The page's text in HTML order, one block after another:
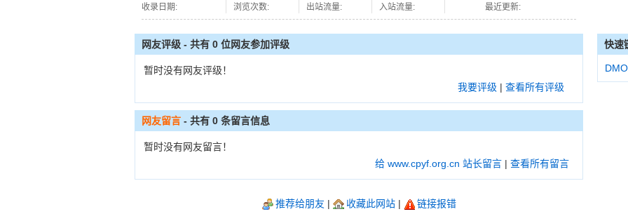
收录日期: 浏览次数: 出站流量: 入站流量: 最近更新:
网友评级 - 共有 0 位网友参加评级
暂时没有网友评级！
我要评级 | 查看所有评级
网友留言 - 共有 0 条留言信息
暂时没有网友留言！
给 www.cpyf.org.cn 站长留言 | 查看所有留言
推荐给朋友 | 收藏此网站| 链接报错
快速